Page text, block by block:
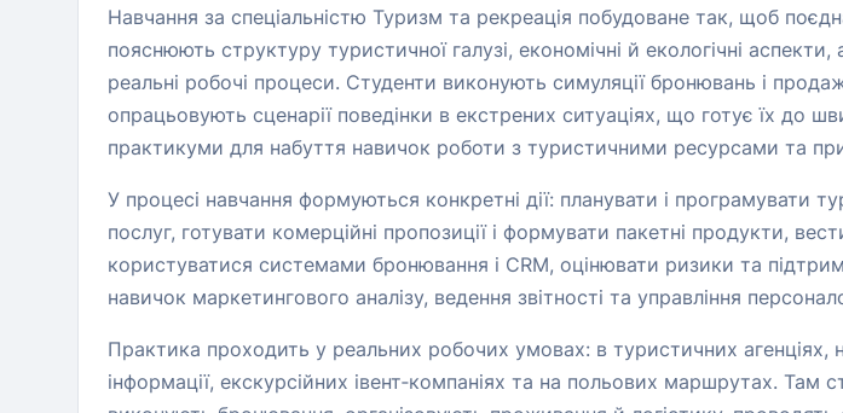
Навчання за спеціальністю Туризм та рекреація побудоване так, щоб
пояснюють структуру туристичної галузі, економічні й екологічні
реальні робочі процеси. Студенти виконують симуляції бронювань і
опрацьовують сценарії поведінки в екстрених ситуаціях, що готує їх до
практикуми для набуття навичок роботи з туристичними ресурсами та
У процесі навчання формуються конкретні дії: планувати і програмувати
послуг, готувати комерційні пропозиції і формувати пакетні продукти,
користуватися системами бронювання і CRM, оцінювати ризики та
навичок маркетингового аналізу, ведення звітності та управління
Практика проходить у реальних робочих умовах: в туристичних
інформації, екскурсійних івент‑компаніях та на польових маршрутах.